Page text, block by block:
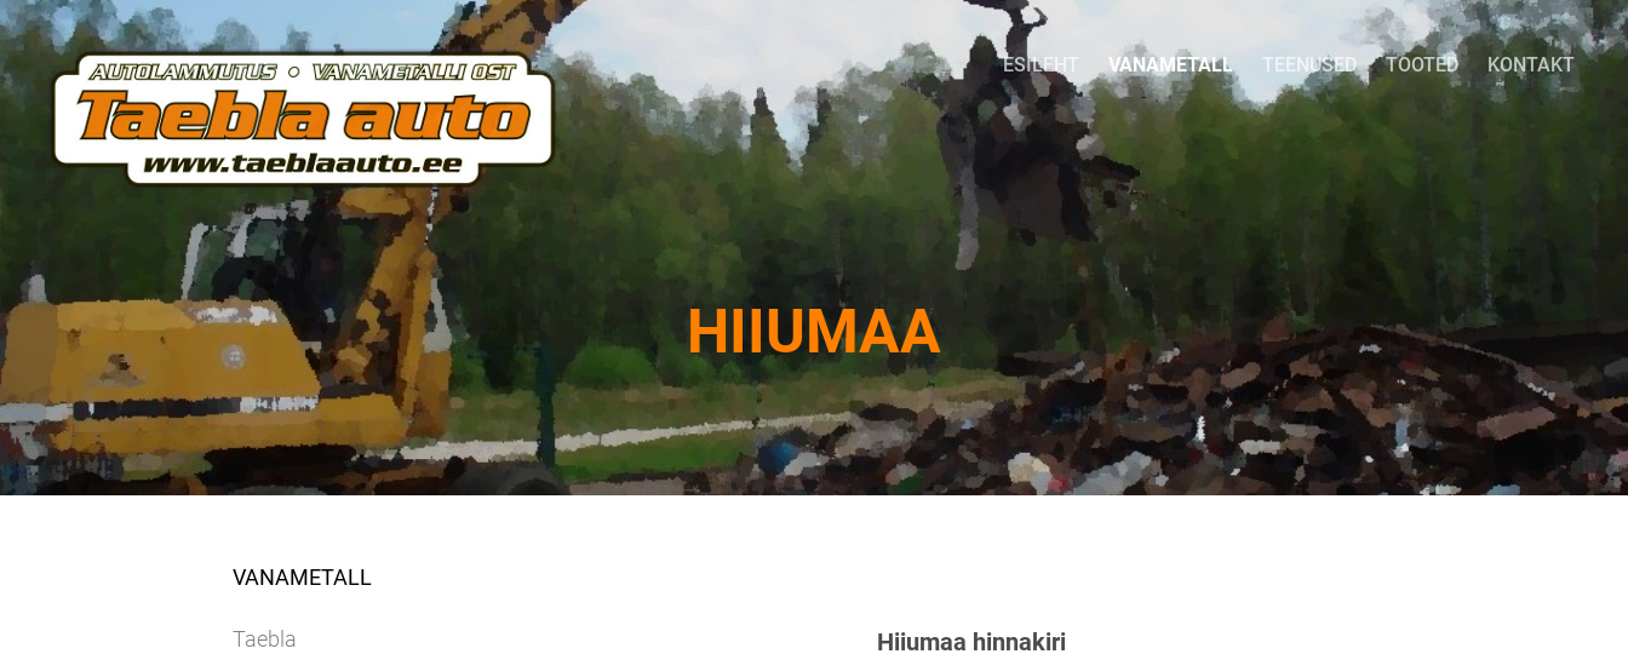
ESILEHT VANAMETALL TEENUSED TOOTED KONTAKT
HIIUMAA
VANAMETALL
Taebla Hiiumaa hinnakiri